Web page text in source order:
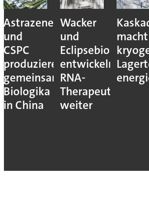
Wacker
und
Eclipsebio
entwickeln
RNA-
Therapeutika
weiter
Kaskadenkonzept
macht
kryogene
Lagertechnik
energieeffizienter
im